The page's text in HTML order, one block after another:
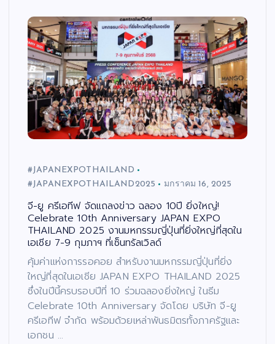
#JAPANEXPOTHAILAND
#JAPANEXPOTHAILAND2025
มกราคม 16, 2025
จี-ยู ครีเอทีฟ จัดแถลงข่าว ฉลอง 10ปี ยิ่งใหญ่!
Celebrate 10th Anniversary JAPAN EXPO
THAILAND 2025 งานมหกรรมญี่ปุ่นที่ยิ่งใหญ่ที่สุดใน
เอเชีย 7-9 กุมภาฯ ที่เซ็นทรัลเวิลด์
คุ้มค่าแห่งการรอคอย สำหรับงานมหกรรมญี่ปุ่นที่ยิ่ง
ใหญ่ที่สุดในเอเชีย JAPAN EXPO THAILAND 2025
ซึ่งในปีนี้ครบรอบปีที่ 10 ร่วมฉลองยิ่งใหญ่ ในธีม
Celebrate 10th Anniversary จัดโดย บริษัท จี-ยู
ครีเอทีฟ จำกัด พร้อมด้วยเหล่าพันธมิตรทั้งภาครัฐและ
เอกชน …